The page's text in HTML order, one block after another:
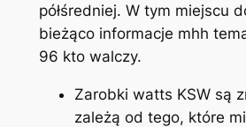
półśredniej. W tym miejscu
bieżąco informacje mhh
96 kto walczy.
Zarobki watts KSW są
zależą od tego, które